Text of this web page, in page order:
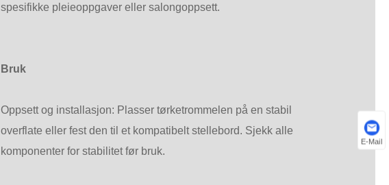
spesifikke pleieoppgaver eller salongoppsett.
Bruk
Oppsett og installasjon: Plasser tørketrommelen på en stabil
overflate eller fest den til et kompatibelt stellebord. Sjekk alle
komponenter for stabilitet før bruk.
E-Mail